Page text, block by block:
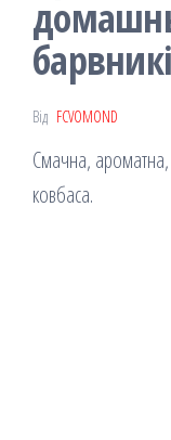
Від FCVOMOND
Смачна, ароматна,
ковбаса.